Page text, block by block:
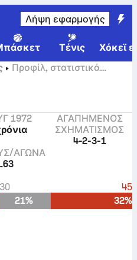
Λήψη εφαρμογής
Τένις
Χόκεϊ
Προφίλ, στατιστικά
του/της Fábio Lefundes
1972
ΑΓΑΠΗΜΕΝΟΣ
ΣΧΗΜΑΤΙΣΜΌΣ
4-2-3-1
ΑΓΏΝΑ
30
45
21%
32%